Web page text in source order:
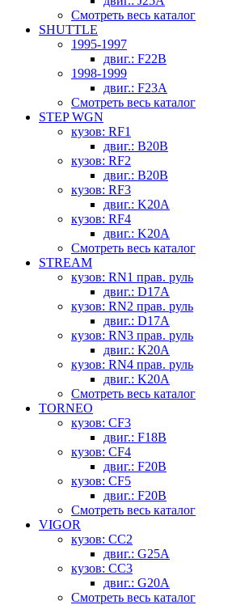
Смотреть весь каталог
SHUTTLE
1995-1997
двиг.: F22B
1998-1999
двиг.: F23A
Смотреть весь каталог
STEP WGN
кузов: RF1
двиг.: B20B
кузов: RF2
двиг.: B20B
кузов: RF3
двиг.: K20A
кузов: RF4
двиг.: K20A
Смотреть весь каталог
STREAM
кузов: RN1 прав. руль
двиг.: D17A
кузов: RN2 прав. руль
двиг.: D17A
кузов: RN3 прав. руль
двиг.: K20A
кузов: RN4 прав. руль
двиг.: K20A
Смотреть весь каталог
TORNEO
кузов: CF3
двиг.: F18B
кузов: CF4
двиг.: F20B
кузов: CF5
двиг.: F20B
Смотреть весь каталог
VIGOR
кузов: CC2
двиг.: G25A
кузов: CC3
двиг.: G20A
Смотреть весь каталог